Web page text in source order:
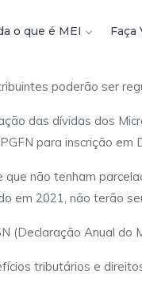
o que é MEI Faça
poderão ser
das dívidas dos
para inscrição em
não tenham
em 2021, não terão
(Declaração Anual do
tributários e